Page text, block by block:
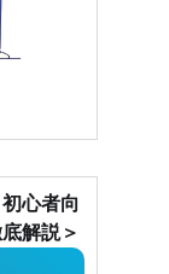
心者向
解説＞